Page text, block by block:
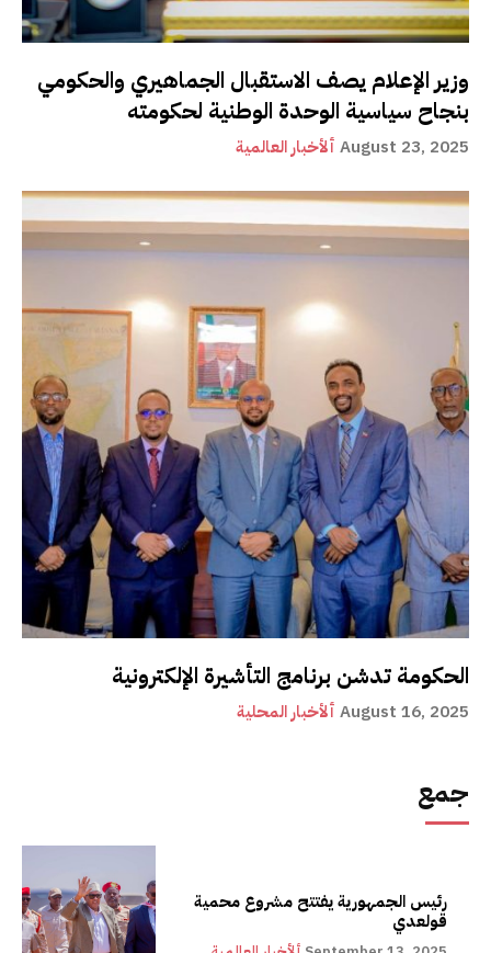
وزير الإعلام يصف الاستقبال الجماهيري والحكومي
بنجاح سياسية الوحدة الوطنية لحكومته
ألأخبار العالمية August 23, 2025
الحكومة تدشن برنامج التأشيرة الإلكترونية
ألأخبار المحلية August 16, 2025
جمع
رئيس الجمهورية يفتتح مشروع محمية
قولعدي